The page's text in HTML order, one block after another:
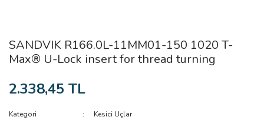
SANDVIK R166.0L-11MM01-150 1020 T-
Max® U-Lock insert for thread turning
2.338,45 TL
Kategori
Kesici Uçlar